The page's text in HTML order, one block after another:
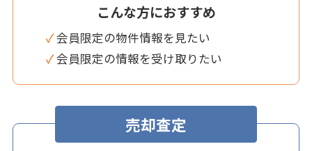
こんな方におすすめ
✓ 会員限定の物件情報を見たい
✓ 会員限定の情報を受け取りたい
売却査定